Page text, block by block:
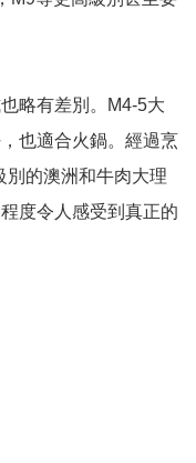
略有差別。M4-5大
也適合火鍋。經過烹
別的澳洲和牛肉大理
度令人感受到真正的